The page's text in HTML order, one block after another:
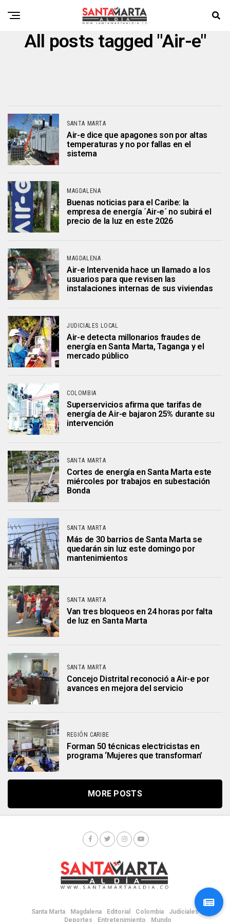
All posts tagged "Air-e"
SANTA MARTA
Air-e dice que apagones son por altas
temperaturas y no por fallas en el
sistema
MAGDALENA
Buenas noticias para el Caribe: la
empresa de energía ´Air-e´ no subirá el
precio de la luz en este 2026
MAGDALENA
Air-e Intervenida hace un llamado a los
usuarios para que revisen las
instalaciones internas de sus viviendas
JUDICIALES LOCAL
Air-e detecta millonarios fraudes de
energía en Santa Marta, Taganga y el
mercado público
COLOMBIA
Superservicios afirma que tarifas de
energía de Air-e bajaron 25% durante su
intervención
SANTA MARTA
Cortes de energía en Santa Marta este
miércoles por trabajos en subestación
Bonda
SANTA MARTA
Más de 30 barrios de Santa Marta se
quedarán sin luz este domingo por
mantenimientos
SANTA MARTA
Van tres bloqueos en 24 horas por falta
de luz en Santa Marta
SANTA MARTA
Concejo Distrital reconoció a Air-e por
avances en mejora del servicio
REGIÓN CARIBE
Forman 50 técnicas electricistas en
programa ‘Mujeres que transforman’
MORE POSTS
Santa Marta Magdalena Editorial Colombia
Judiciales
Deportes
Entretenimiento Mundo